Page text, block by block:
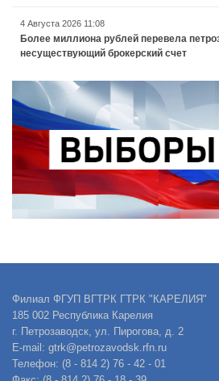
4 Августа 2026 11:08
Более миллиона рублей перевела
несуществующий брокерский счет
Филиал ФГУП ВГТРК ГТРК "КАРЕЛИЯ"
185 002 Республика Карелия
г. Петрозаводск, ул. Пирогова, д. 2
E-mail: gtrk@petrozavodsk.rfn.ru
Телефон: (8 - 814 2) 76 - 42 - 01